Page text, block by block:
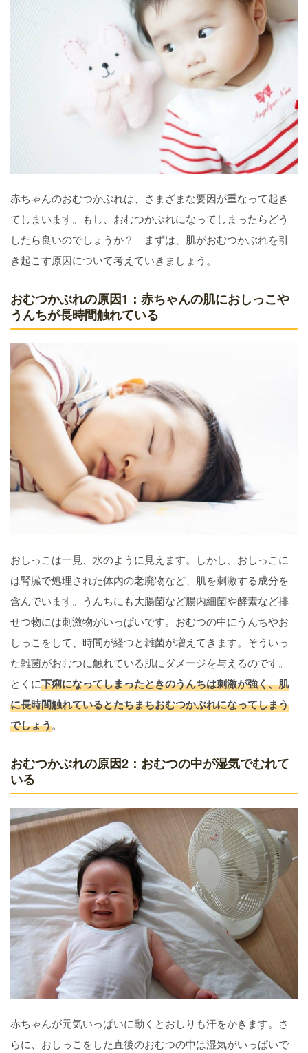
赤ちゃんのおむつかぶれは、さまざまな要因が重なって起き
てしまいます。もし、おむつかぶれになってしまったらどう
したら良いのでしょうか？ まずは、肌がおむつかぶれを引
き起こす原因について考えていきましょう。
おむつかぶれの原因1：赤ちゃんの肌におしっこや
うんちが長時間触れている
おしっこは一見、水のように見えます。しかし、おしっこに
は腎臓で処理された体内の老廃物など、肌を刺激する成分を
含んでいます。うんちにも大腸菌など腸内細菌や酵素など排
せつ物には刺激物がいっぱいです。おむつの中にうんちやお
しっこをして、時間が経つと雑菌が増えてきます。そういっ
た雑菌がおむつに触れている肌にダメージを与えるのです。
とくに下痢になってしまったときのうんちは刺激が強く、肌
に長時間触れているとたちまちおむつかぶれになってしまう
でしょう。
おむつかぶれの原因2：おむつの中が湿気でむれて
いる
赤ちゃんが元気いっぱいに動くとおしりも汗をかきます。さ
らに、おしっこをした直後のおむつの中は湿気がいっぱいで